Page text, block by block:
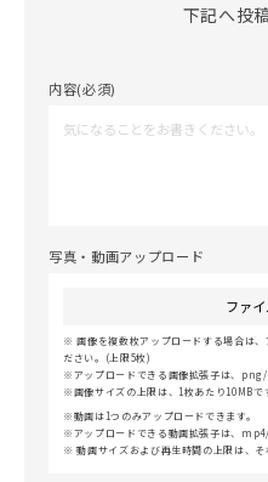
下記へ投
内容(必須)
写真・動画アップロード
ファ
画像を複数枚アップロードする場合は
ださい。(上限5枚)
アップロードできる画像拡張子は、
画像サイズの上限は、1枚あたり10MBで
動画は1つのみアップロードできます。
アップロードできる動画拡張子は、
動画サイズおよび再生時間の上限は、そ